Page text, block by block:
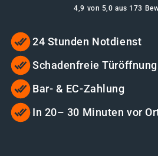
4,9 von 5,0 aus 173
24 Stunden Notdienst
Schadenfreie Türöffnung
Bar- & EC-Zahlung
In 20– 30 Minuten vor